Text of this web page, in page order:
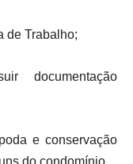
de Trabalho;
documentação
e conservação
do condomínio.